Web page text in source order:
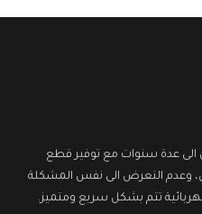
الى عدة سنوات مع توفير قطع
وعدم التعرض الى نفس المشكلة
تتم بشكل سريع ومتميز.